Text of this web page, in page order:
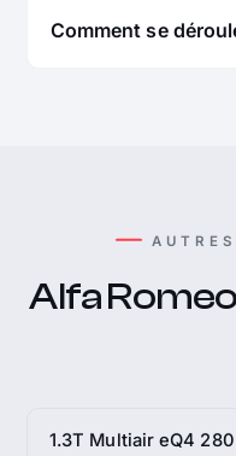
Comment se
Alfa
1.3T Multiair eQ4